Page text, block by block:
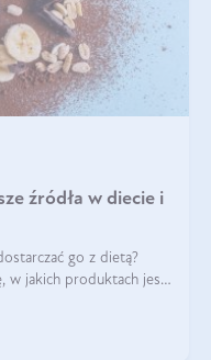
źródła w diecie i
go z dietą?
w jakich produktach jest